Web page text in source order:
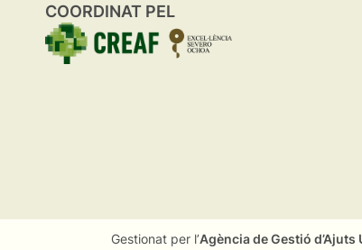
COORDINAT PEL
Gestionat per l’Agència de Gestió